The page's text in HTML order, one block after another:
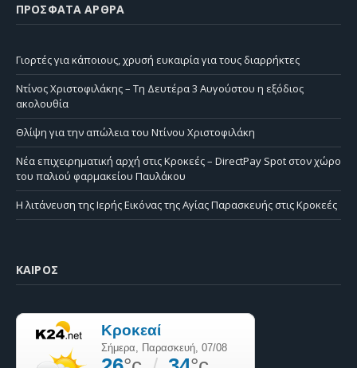
ΠΡΌΣΦΑΤΑ ΆΡΘΡΑ
Γιορτές για κάποιους, χρυσή ευκαιρία για τους διαρρήκτες
Ντίνος Χριστοφιλάκης – Τη Δευτέρα 3 Αυγούστου η εξόδιος
ακολουθία
Θλίψη για την απώλεια του Ντίνου Χριστοφιλάκη
Νέα επιχειρηματική αρχή στις Κροκεές – DirectPay Spot στον χώρο
του παλιού φαρμακείου Παυλάκου
Η λιτάνευση της Ιερής Εικόνας της Αγίας Παρασκευής στις Κροκεές
ΚΑΙΡΌΣ